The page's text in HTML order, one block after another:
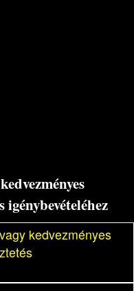
kedvezményes